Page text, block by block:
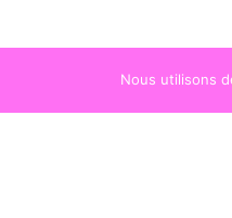
Nous utilisons